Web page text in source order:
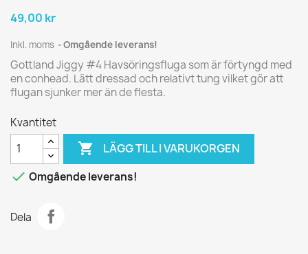
49,00 kr
Inkl. moms Omgående leverans!
Gottland Jiggy #4 Havsöringsfluga som är förtyngd med
en conhead. Lätt dressad och relativt tung vilket gör att
flugan sjunker mer än de flesta.
Kvantitet
 LÄGG TILL I VARUKORGEN
 Omgående leverans!
Dela